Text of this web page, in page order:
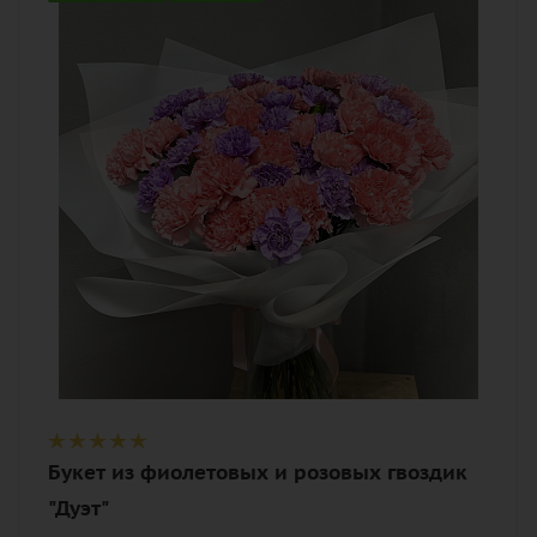
45
розовый, фиолетовый
гвоздика (диантус), лента,
дизайнерская упаковка
Букет из фиолетовых и розовых гвоздик
"Дуэт"